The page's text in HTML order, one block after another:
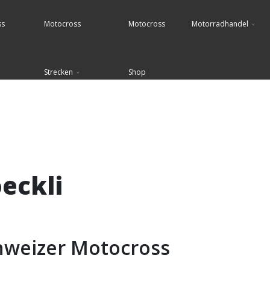
Motocross
Strecken
Motocross
Shop
Motorradhandel
Motocross